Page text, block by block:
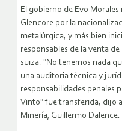
El gobierno de Evo
Glencore por la
metalúrgica, y más bien
responsables de la venta
suiza. "No tenemos nada
una auditoria técnica y
responsabilidades penales
Vinto" fue transferida, dijo
Minería, Guillermo Dalence.